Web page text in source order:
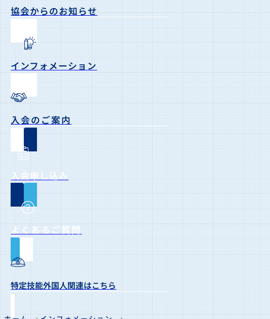
協会からのお知らせ
インフォメーション
入会のご案内
入会申し込み
よくあるご質問
特定技能外国人関連はこちら